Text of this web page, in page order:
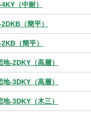
（中耐）
（簡平）
（簡平）
地-2DKY（高層）
地-3DKY（高層）
地-3DKY（木三）